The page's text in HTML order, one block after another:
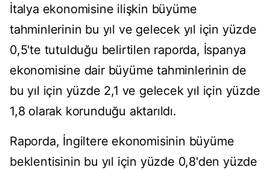
İtalya ekonomisine ilişkin büyüme
tahminlerinin bu yıl ve gelecek yıl için yüzde
0,5'te tutulduğu belirtilen raporda, İspanya
ekonomisine dair büyüme tahminlerinin de
bu yıl için yüzde 2,1 ve gelecek yıl için yüzde
1,8 olarak korunduğu aktarıldı.
Raporda, İngiltere ekonomisinin büyüme
beklentisinin bu yıl için yüzde 0,8'den yüzde